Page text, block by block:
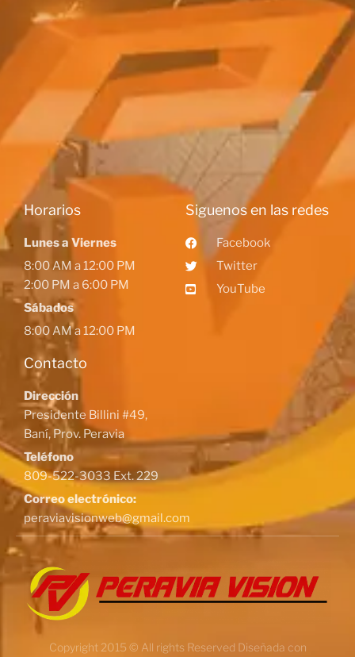
Horarios
Lunes a Viernes
8:00 AM a 12:00 PM
2:00 PM a 6:00 PM
Sábados
8:00 AM a 12:00 PM
Contacto
Dirección
Presidente Billini #49,
Baní, Prov. Peravia
Teléfono
809-522-3033 Ext. 229
Correo electrónico:
peraviavisionweb@gmail.com
Siguenos en las redes
Facebook
Twitter
YouTube
Copyright 2015 © All rights Reserved Diseñada con